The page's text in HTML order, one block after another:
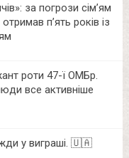
за погрози сім’ям
п’ять років із
роти 47-ї ОМБр.
все активніше
у виграші. 🇺🇦